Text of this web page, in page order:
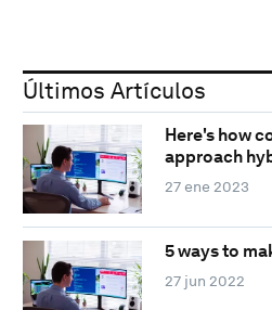
Últimos Artículos
Here's how
approach
27 ene 2023
5 ways to
27 jun 2022